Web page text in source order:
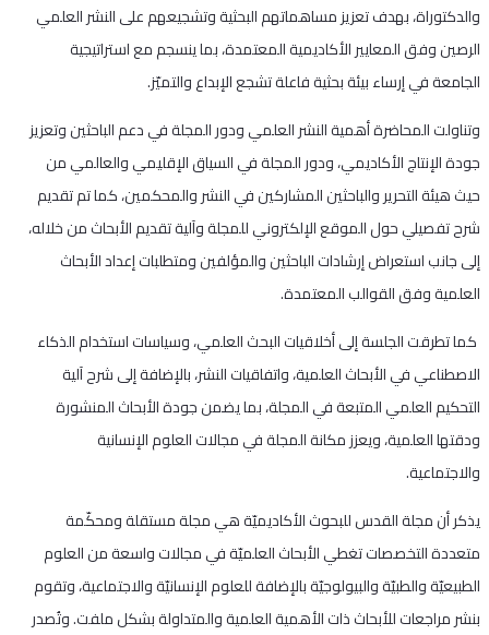
والدكتوراة، بهدف تعزيز مساهماتهم البحثية وتشجيعهم على النشر العلمي
الرصين وفق المعايير الأكاديمية المعتمدة، بما ينسجم مع استراتيجية
الجامعة في إرساء بيئة بحثية فاعلة تشجع الإبداع والتميّز.
وتناولت المحاضرة أهمية النشر العلمي ودور المجلة في دعم الباحثين وتعزيز
جودة الإنتاج الأكاديمي، ودور المجلة في السياق الإقليمي والعالمي من
حيث هيئة التحرير والباحثين المشاركين في النشر والمحكمين، كما تم تقديم
شرح تفصيلي حول الموقع الإلكتروني للمجلة وآلية تقديم الأبحاث من خلاله،
إلى جانب استعراض إرشادات الباحثين والمؤلفين ومتطلبات إعداد الأبحاث
العلمية وفق القوالب المعتمدة.
كما تطرقت الجلسة إلى أخلاقيات البحث العلمي، وسياسات استخدام الذكاء
الاصطناعي في الأبحاث العلمية، واتفاقيات النشر، بالإضافة إلى شرح آلية
التحكيم العلمي المتبعة في المجلة، بما يضمن جودة الأبحاث المنشورة
ودقتها العلمية، ويعزز مكانة المجلة في مجالات العلوم الإنسانية
والاجتماعية.
يذكر أن مجلة القدس للبحوث الأكاديميّة هي مجلة مستقلة ومحكّمة
متعددة التخصصات تغطي الأبحاث العلميّة في مجالات واسعة من العلوم
الطبيعيّة والطبيّة والبيولوجيّة بالإضافة للعلوم الإنسانيّة والاجتماعية، وتقوم
بنشر مراجعات للأبحاث ذات الأهمية العلمية والمتداولة بشكل ملفت. وتُصدر